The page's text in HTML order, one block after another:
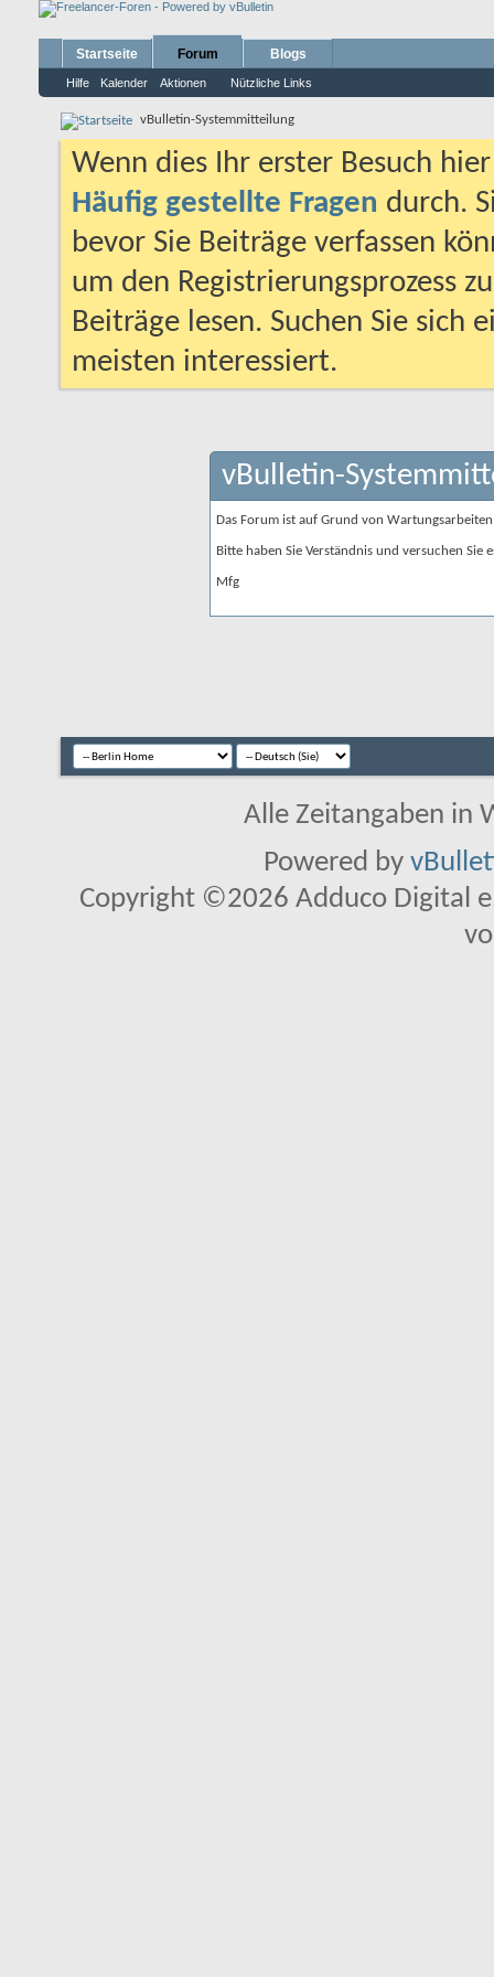
Startseite Forum
Hilfe Kalender Aktionen Nützliche Links
Blogs
vBulletin-Systemmitteilung
Wenn dies Ihr erster Besuch
Häufig gestellte Fragen durch.
bevor Sie Beiträge verfassen
um den Registrierungsprozess
Beiträge lesen. Suchen Sie sich
meisten interessiert.
vBulletin-
Das Forum ist auf Grund von
Bitte haben Sie Verständnis und versuchen Sie
Mfg
Alle Zeitangaben in
Powered by
Copyright ©2026 Adduco Digital